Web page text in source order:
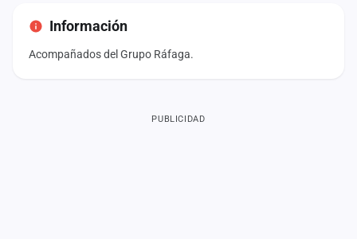
Información
Acompañados del Grupo Ráfaga.
PUBLICIDAD